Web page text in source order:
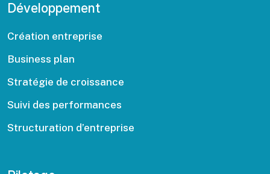
Développement
Création entreprise
Business plan
Stratégie de croissance
Suivi des performances
Structuration d’entreprise